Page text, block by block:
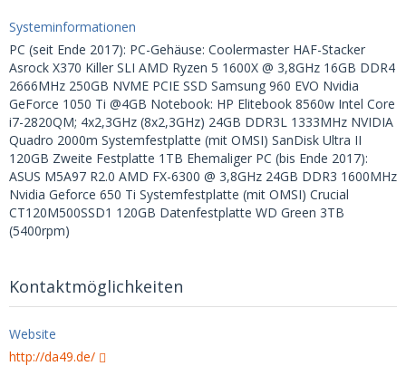
Systeminformationen
PC (seit Ende 2017): PC-Gehäuse: Coolermaster HAF-Stacker
Asrock X370 Killer SLI AMD Ryzen 5 1600X @ 3,8GHz 16GB DDR4
2666MHz 250GB NVME PCIE SSD Samsung 960 EVO Nvidia
GeForce 1050 Ti @4GB Notebook: HP Elitebook 8560w Intel Core
i7-2820QM; 4x2,3GHz (8x2,3GHz) 24GB DDR3L 1333MHz NVIDIA
Quadro 2000m Systemfestplatte (mit OMSI) SanDisk Ultra II
120GB Zweite Festplatte 1TB Ehemaliger PC (bis Ende 2017):
ASUS M5A97 R2.0 AMD FX-6300 @ 3,8GHz 24GB DDR3 1600MHz
Nvidia Geforce 650 Ti Systemfestplatte (mit OMSI) Crucial
CT120M500SSD1 120GB Datenfestplatte WD Green 3TB
(5400rpm)
Kontaktmöglichkeiten
Website
http://da49.de/